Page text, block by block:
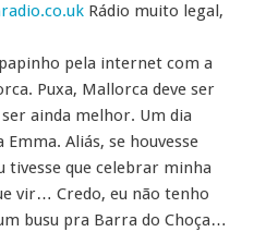
Rádio muito legal,
pela internet com a
Puxa, Mallorca deve ser
ainda melhor. Um dia
Aliás, se houvesse
tivesse que celebrar minha
vir… Credo, eu não tenho
busu pra Barra do Choça…